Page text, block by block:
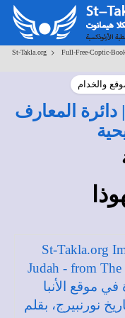
St-Takla.org> Full-Free-Coptic-
والخدام
المعارف